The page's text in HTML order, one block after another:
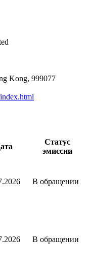
Kong, 999077
Статус
эмиссии
В обращении
В обращении